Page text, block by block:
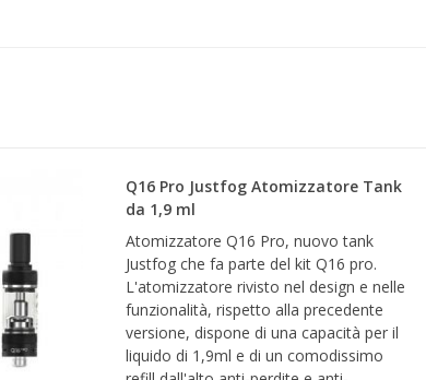
Q16 Pro Justfog Atomizzatore Tank
da 1,9 ml
Atomizzatore Q16 Pro, nuovo tank
Justfog che fa parte del kit Q16 pro.
L'atomizzatore rivisto nel design e nelle
funzionalità, rispetto alla precedente
versione, dispone di una capacità per il
liquido di 1,9ml e di un comodissimo